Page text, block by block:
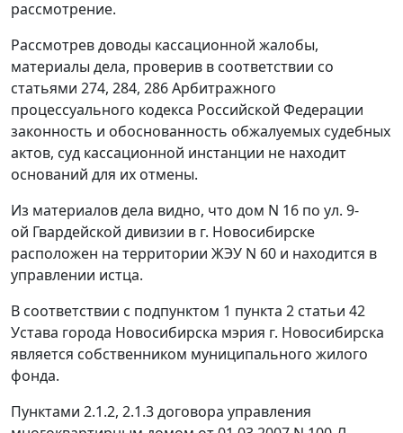
рассмотрение.
Рассмотрев доводы кассационной жалобы,
материалы дела, проверив в соответствии со
статьями 274, 284, 286Арбитражного
процессуального кодекса Российской Федерации
законность и обоснованность обжалуемых судебных
актов, суд кассационной инстанции не находит
оснований для их отмены.
Из материалов дела видно, что дом N 16 по ул. 9-
ой Гвардейской дивизии в г. Новосибирске
расположен на территории ЖЭУ N 60 и находится в
управлении истца.
В соответствии с подпунктом 1 пункта 2 статьи 42
Устава города Новосибирска мэрия г. Новосибирска
является собственником муниципального жилого
фонда.
Пунктами 2.1.2, 2.1.3 договора управления